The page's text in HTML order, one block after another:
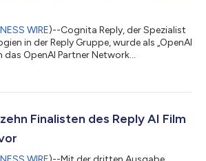
WIRE)--Cognita Reply, der Spezialist
in der Reply Gruppe, wurde als „OpenAI
das OpenAI Partner Network
KI-Lösungen auf Basis von OpenAI-
Umsetzungskompetenz und enge
verfügen. Als Advanced Partner erhält
Finalisten des Reply AI Film